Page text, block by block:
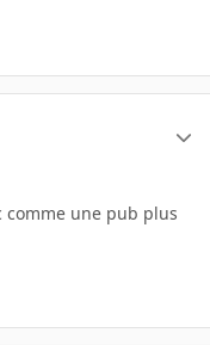
comme une pub plus